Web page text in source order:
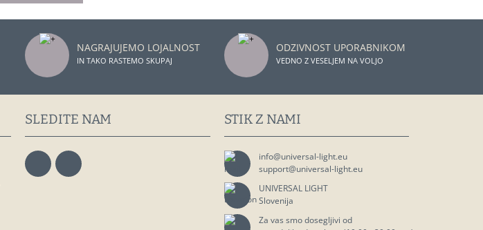
NAGRAJUJEMO LOJALNOST
IN TAKO RASTEMO SKUPAJ
ODZIVNOST UPORABNIKOM
VEDNO Z VESELJEM NA VOLJO
SLEDITE NAM STIK Z NAMI
info@universal-light.eu
support@universal-light.eu
UNIVERSAL LIGHT
Slovenija
Za vas smo dosegljivi od